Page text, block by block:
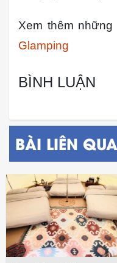
Xem thêm
Glamping
BÌNH LUẬN
BÀI LIÊN